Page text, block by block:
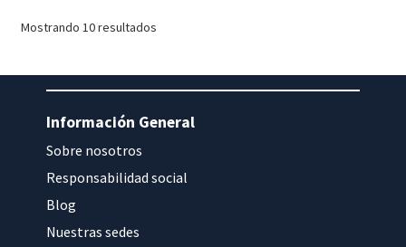
Mostrando 10 resultados
Información General
Sobre nosotros
Responsabilidad social
Blog
Nuestras sedes